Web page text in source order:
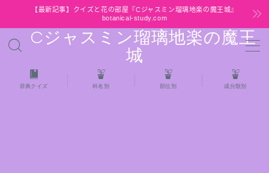
【最新記事】クイズと花の部屋『Cジャスミン瑠璃地楽の魔王城』
botanical-study.com
Cジャスミン瑠璃地楽の魔王
城
MENU
HOME
辞典クイズ 科名別 部位別 成分類別